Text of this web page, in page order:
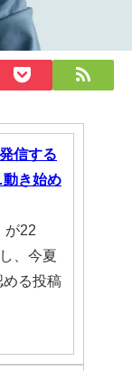
信する
き始め
が22
、今夏
める投稿